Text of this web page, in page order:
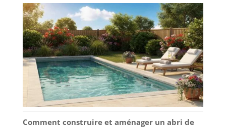
Comment construire et aménager un abri de